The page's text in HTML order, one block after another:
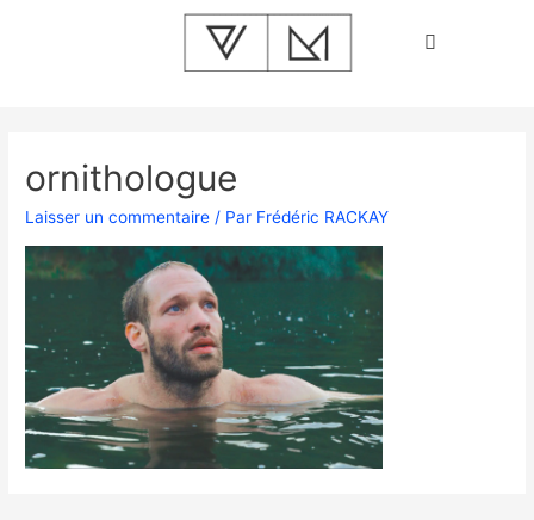
ornithologue
Laisser un commentaire / Par Frédéric RACKAY